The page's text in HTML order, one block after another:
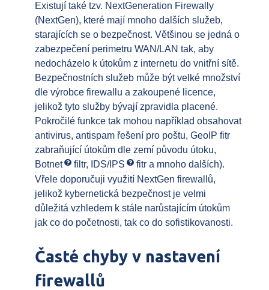
Existují také tzv. NextGeneration Firewally
(NextGen), které mají mnoho dalších služeb,
starajících se o bezpečnost. Většinou se jedná o
zabezpečení perimetru WAN/LAN tak, aby
nedocházelo k útokům z internetu do vnitřní sítě.
Bezpečnostních služeb může být velké množství
dle výrobce firewallu a zakoupené licence,
jelikož tyto služby bývají zpravidla placené.
Pokročilé funkce tak mohou například obsahovat
antivirus, antispam řešení pro poštu, GeoIP fitr
zabraňující útokům dle zemí původu útoku,
Botnet
filtr, IDS/IPS
fitr a mnoho dalších).
Vřele doporučuji využití NextGen firewallů,
jelikož kybernetická bezpečnost je velmi
důležitá vzhledem k stále narůstajícím útokům
jak co do početnosti, tak co do sofistikovanosti.
Časté chyby v nastavení
firewallů